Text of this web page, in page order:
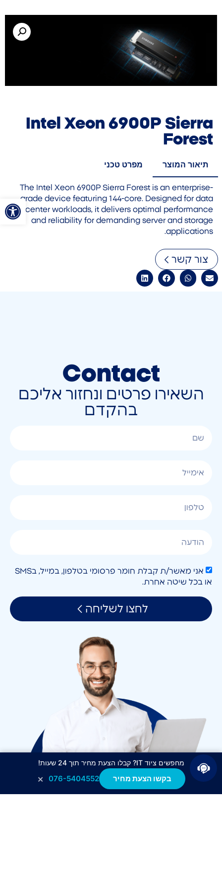
פתח
Intel Xeon 6900P Sierra
Forest
תיאור המוצר מפרט טכני
The Intel Xeon 6900P Sierra Forest is an enterprise-
grade device featuring 144-core. Designed for data
center workloads, it delivers optimal performance
and reliability for demanding server and storage
applications.
צור קשר
Contact
השאירו פרטים ונחזור אליכם
בהקדם
אני מאשר/ת קבלת חומר פרסומי בטלפון, במייל, בSMS
או בכל שיטה אחרת.
לחצו לשליחה
מחפשים ציוד IT? קבלו הצעת מחיר תוך 24 שעות!
בקשו הצעת מחיר 076-5404552
×